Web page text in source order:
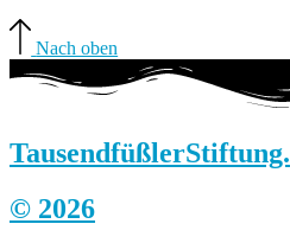
Nach oben
TausendfüßlerStiftung.
© 2026